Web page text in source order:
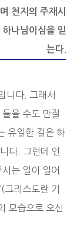
천지의 주재시
나님이심을 믿
는다.
니다. 그래서
을 수도 만질
유일한 길은 하
다. 그런데 인
는 일이 일어
그리스도란 기
모습으로 오신